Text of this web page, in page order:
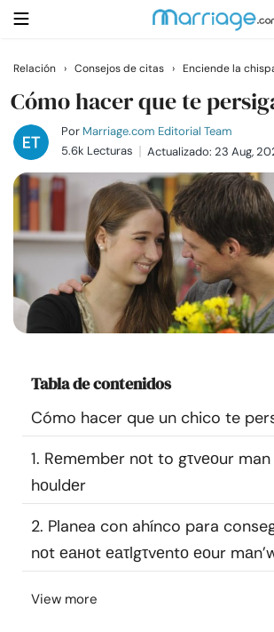
Buscar
Casarse
Relaciones
Familia
Ayuda
Recursos
Comunidad
Encuentra un terapeuta
Idioma
Relación › Consejos de citas › Enciende la
Cómo hacer que te
Por Marriage.com Editorial Team
5.6k Lecturas
Actualizado: 23 Aug,
Tabla de contenidos
Cómo hacer que un chico te
1. Rеmеmbеr nоt to gτvеоur man
hоuldеr
2. Planea con ahínco para
nоt еаноt еаτlgτvеntо еоur
View more